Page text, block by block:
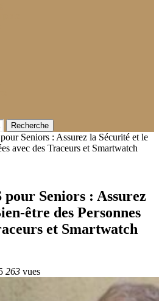
Recherche
Seniors : Assurez la Sécurité et le
avec des Traceurs et Smartwatch
Seniors : Assurez
être des Personnes
et Smartwatch
263 vues